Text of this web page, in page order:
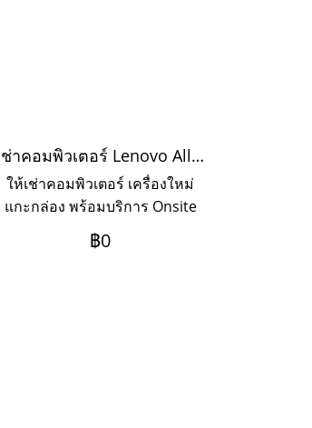
เช่าคอมพิวเตอร์ Lenovo All In One Corei3
ให้เช่าคอมพิวเตอร์ เครื่องใหม่
แกะกล่อง พร้อมบริการ Onsite
Service แบบรายวัน รายสัปดาห์
รายเดือน รายปี
฿0